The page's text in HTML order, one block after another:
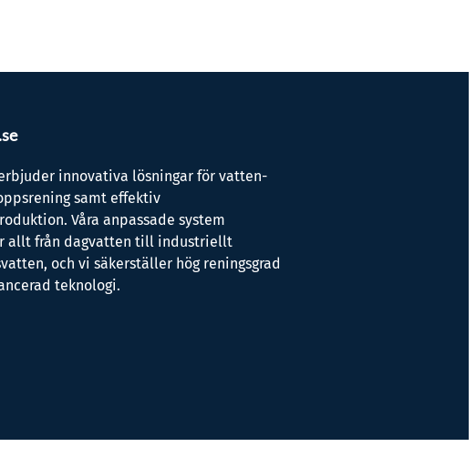
innovativa lösningar för vatten-
samt effektiv
Våra anpassade system
allt från dagvatten till industriellt
och vi säkerställer hög reningsgrad
teknologi.